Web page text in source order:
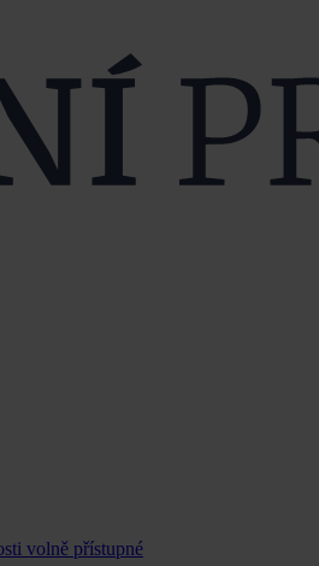
volně přístupné